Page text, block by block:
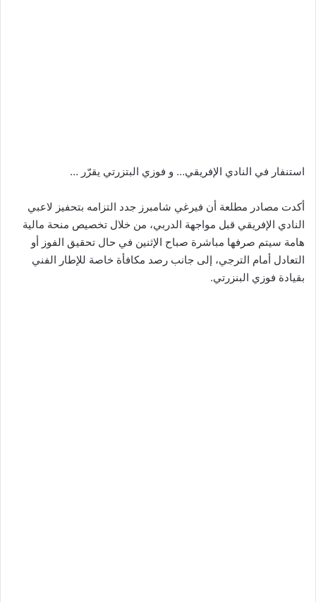
استنفار في النادي الإفريقي… و فوزي البتزرتي يقرّر …
أكدت مصادر مطلعة أن فيرغي شامبرز جدد التزامه بتحفيز لاعبي
النادي الإفريقي قبل مواجهة الدربي، من خلال تخصيص منحة مالية
هامة سيتم صرفها مباشرة صباح الإثنين في حال تحقيق الفوز أو
التعادل أمام الترجي، إلى جانب رصد مكافأة خاصة للإطار الفني
بقيادة فوزي البنزرتي.